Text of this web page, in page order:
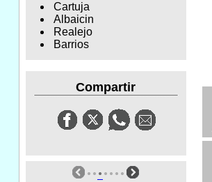
Cartuja
Albaicin
Realejo
Barrios
Compartir